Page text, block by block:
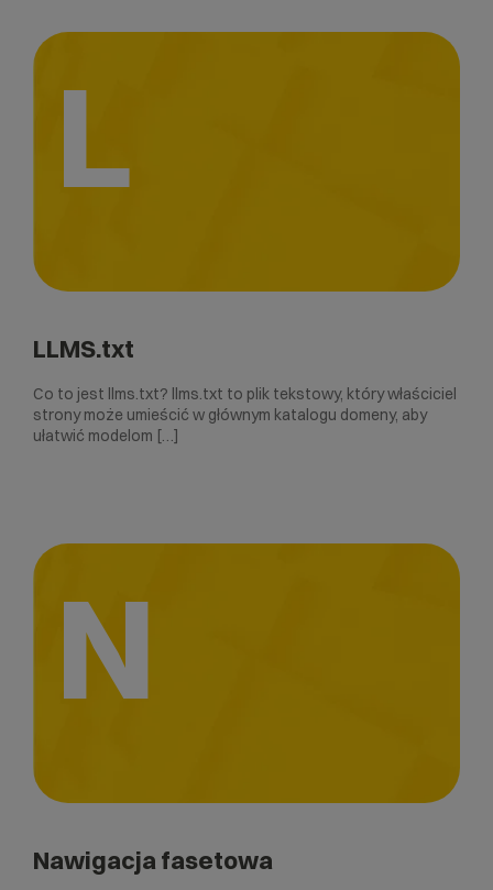
L
LLMS.txt
Co to jest llms.txt? llms.txt to plik tekstowy, który właściciel
strony może umieścić w głównym katalogu domeny, aby
ułatwić modelom […]
N
Nawigacja fasetowa